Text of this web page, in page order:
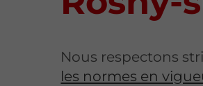
Nous respectons
les normes en